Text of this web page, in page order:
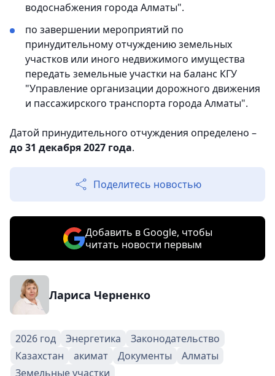
водоснабжения города Алматы".
по завершении мероприятий по
принудительному отчуждению земельных
участков или иного недвижимого имущества
передать земельные участки на баланс КГУ
"Управление организации дорожного движения
и пассажирского транспорта города Алматы".
Датой принудительного отчуждения определено –
до 31 декабря 2027 года.
Поделитесь новостью
Добавить в Google, чтобы
читать новости первым
Лариса Черненко
2026 год Энергетика
Законодательство
Казахстан
акимат Документы
Алматы
Земельные участки